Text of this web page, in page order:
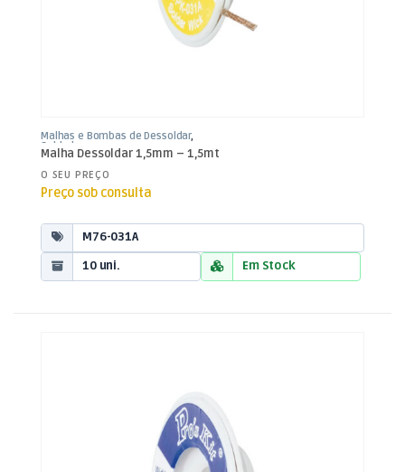
Malhas e Bombas de Dessoldar,
Soldadura
Malha Dessoldar 1,5mm – 1,5mt
O SEU PREÇO
Preço sob consulta
M76-031A
10 uni.
Em Stock